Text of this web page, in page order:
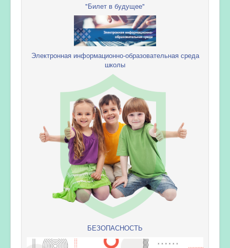
"Билет в будущее"
Электронная информационно-образовательная среда
школы
БЕЗОПАСНОСТЬ